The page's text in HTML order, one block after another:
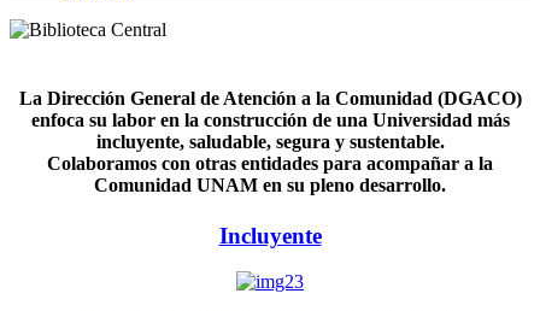
La Dirección General de Atención a la Comunidad (DGACO)
enfoca su labor en la construcción de una Universidad más
incluyente, saludable, segura y sustentable.
Colaboramos con otras entidades para acompañar a la
Comunidad UNAM en su pleno desarrollo.
Incluyente